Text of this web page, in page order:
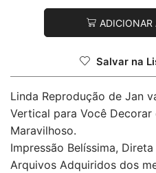
ADICIONAR
Salvar na
Linda Reprodução de Jan
Vertical para Você
Maravilhoso.
Impressão Belíssima,
Arquivos Adquiridos dos